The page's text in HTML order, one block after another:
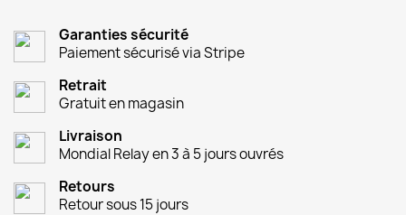
Garanties sécurité
Paiement sécurisé via Stripe
Retrait
Gratuit en magasin
Livraison
Mondial Relay en 3 à 5 jours ouvrés
Retours
Retour sous 15 jours